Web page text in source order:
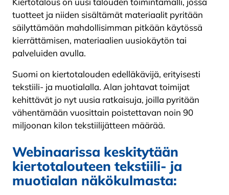
tuotteet ja niiden sisältämät materiaalit pyritään
säilyttämään mahdollisimman pitkään käytössä
kierrättämisen, materiaalien uusiokäytön tai
palveluiden avulla.
Suomi on kiertotalouden edelläkävijä, erityisesti
tekstiili- ja muotialalla. Alan johtavat toimijat
kehittävät jo nyt uusia ratkaisuja, joilla pyritään
vähentämään vuosittain poistettavan noin 90
miljoonan kilon tekstiilijätteen määrää.
Webinaarissa keskitytään
kiertotalouteen tekstiili- ja
muotialan näkökulmasta: